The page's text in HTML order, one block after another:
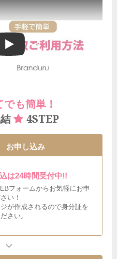
ブランドゥールの宅配買取ご利用方法
も簡単！
4STEP
お申し込み
は24時間受付中!!
フォームからお気軽にお申
い！
が作成されるので身分証を
さい。